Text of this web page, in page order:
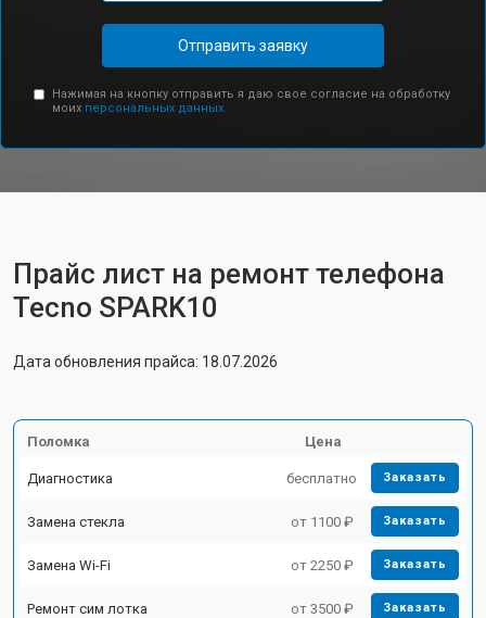
Отправить заявку
Нажимая на кнопку отправить я даю свое согласие на обработку
моих персональных данных.
Прайс лист на ремонт телефона
Tecno SPARK10
Дата обновления прайса: 18.07.2026
Поломка Цена
Диагностика бесплатно Заказать
Замена стекла от 1100 ₽ Заказать
Замена Wi-Fi от 2250 ₽ Заказать
Ремонт сим лотка от 3500 ₽ Заказать